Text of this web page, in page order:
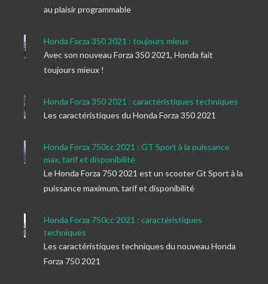
au plaisir programmable
Honda Forza 350 2021 : toujours mieux
Avec son nouveau Forza 350 2021, Honda fait
toujours mieux !
Honda Forza 350 2021 : caractéristiques techniques
Les caractéristiques du Honda Forza 350 2021
Honda Forza 750cc 2021 : GT Sport à la puissance
max, tarif et disponibilité
Le Honda Forza 750 2021 est un scooter Gt Sport à la
puissance maximum, tarif et disponibilité
Honda Forza 750cc 2021 : caractéristiques
techniques
Les caractéristiques techniques du nouveau Honda
Forza 750 2021